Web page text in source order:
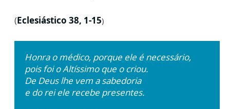
(Eclesiástico 38, 1-15)
Honra o médico, porque ele é necessário,
pois foi o Altíssimo que o criou.
De Deus lhe vem a sabedoria
e do rei ele recebe presentes.